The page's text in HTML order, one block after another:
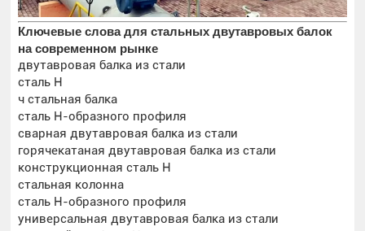
Ключевые слова для стальных двутавровых балок
на современном рынке
двутавровая балка из стали
сталь H
ч стальная балка
сталь H-образного профиля
сварная двутавровая балка из стали
горячекатаная двутавровая балка из стали
конструкционная сталь H
стальная колонна
сталь H-образного профиля
универсальная двутавровая балка из стали